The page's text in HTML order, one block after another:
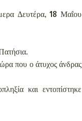
Δευτέρα, 18 Μαΐου
που ο άτυχος άνδρας
και εντοπίστηκε